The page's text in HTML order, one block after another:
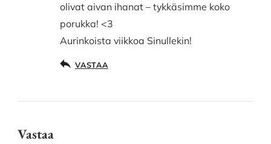
olivat aivan ihanat – tykkäsimme koko
porukka! <3
Aurinkoista viikkoa Sinullekin!
VASTAA
Vastaa